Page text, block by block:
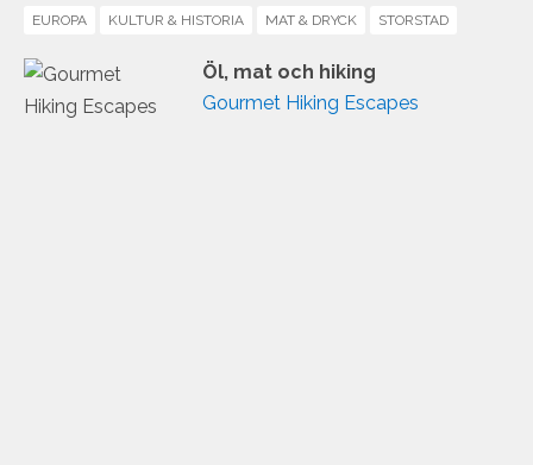
EUROPA KULTUR & HISTORIA MAT & DRYCK STORSTAD
Öl, mat och hiking
Gourmet Hiking Escapes